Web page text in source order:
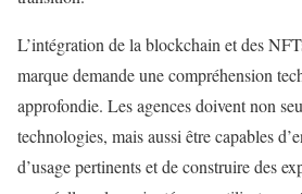
L’intégration de la blockchain et des
marque demande une compréhension
approfondie. Les agences doivent non
technologies, mais aussi être capables
d’usage pertinents et de construire des